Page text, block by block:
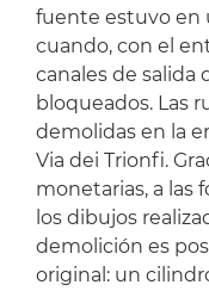
fuente estuvo en
cuando, con el
canales de salida
bloqueados. Las
demolidas en la
Via dei Trionfi.
monetarias, a las
los dibujos
demolición es
original: un